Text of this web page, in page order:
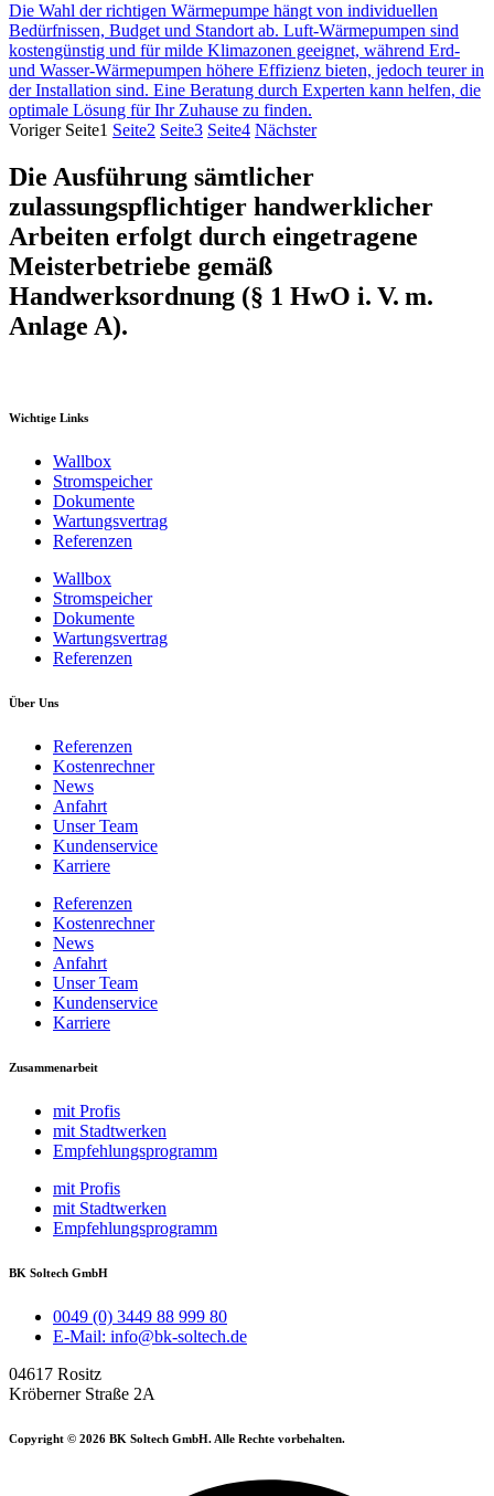
Die Wahl der richtigen Wärmepumpe hängt von individuellen
Bedürfnissen, Budget und Standort ab. Luft-Wärmepumpen sind
kostengünstig und für milde Klimazonen geeignet, während Erd-
und Wasser-Wärmepumpen höhere Effizienz bieten, jedoch teurer in
der Installation sind. Eine Beratung durch Experten kann helfen, die
optimale Lösung für Ihr Zuhause zu finden.
Voriger Seite1 Seite2 Seite3 Seite4 Nächster
Die Ausführung sämtlicher
zulassungspflichtiger handwerklicher
Arbeiten erfolgt durch eingetragene
Meisterbetriebe gemäß
Handwerksordnung (§ 1 HwO i. V. m.
Anlage A).
Wichtige Links
Wallbox
Stromspeicher
Dokumente
Wartungsvertrag
Referenzen
Wallbox
Stromspeicher
Dokumente
Wartungsvertrag
Referenzen
Über Uns
Referenzen
Kostenrechner
News
Anfahrt
Unser Team
Kundenservice
Karriere
Referenzen
Kostenrechner
News
Anfahrt
Unser Team
Kundenservice
Karriere
Zusammenarbeit
mit Profis
mit Stadtwerken
Empfehlungsprogramm
mit Profis
mit Stadtwerken
Empfehlungsprogramm
BK Soltech GmbH
0049 (0) 3449 88 999 80
E-Mail: info@bk-soltech.de
04617 Rositz
Kröberner Straße 2A
Copyright © 2026 BK Soltech GmbH. Alle Rechte vorbehalten.